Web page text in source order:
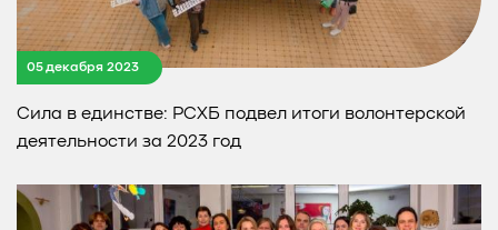
05 декабря 2023
Сила в единстве: РСХБ подвел итоги волонтерской
деятельности за 2023 год